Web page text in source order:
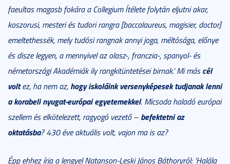
faeultas magasb fokára a Collegium Ítélete folytán eljutni akar,
koszorusi, mesteri és tudori rangra [baccalaureus, magisier, doctor]
emeltethessék, mely tudósi rangnak annyi joga, méltósága, előnye
és disze legyen, a mennyivel az olasz-, franczia-, spanyol- és
németországi Akadémiák ily rangkitüntetései birnak.’ Mi máscél
voltez, ha nem az, hogy iskoláink versenyképesek tudjanak lenni
a korabeli nyugat-európai egyetemekkel. Micsoda haladó európai
szellem és elkötelezett, ragyogó vezető – befektetni az
oktatásba? 430 éve aktuális volt, vajon ma is az?
Épp ehhez írja a lengyel Natanson-Leski János Báthoryról: ’Halála